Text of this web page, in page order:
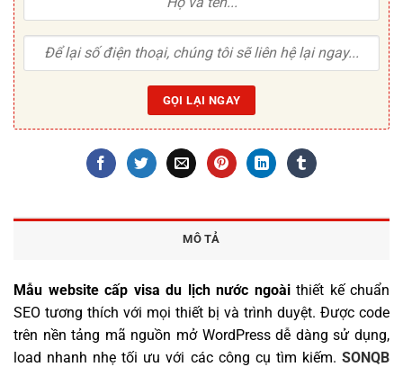
MÔ TẢ
Mẫu website cấp visa du lịch nước ngoàithiết kế chuẩn
SEO tương thích với mọi thiết bị và trình duyệt. Được code
trên nền tảng mã nguồn mở WordPress dễ dàng sử dụng,
load nhanh nhẹ tối ưu với các công cụ tìm kiếm. SONQB